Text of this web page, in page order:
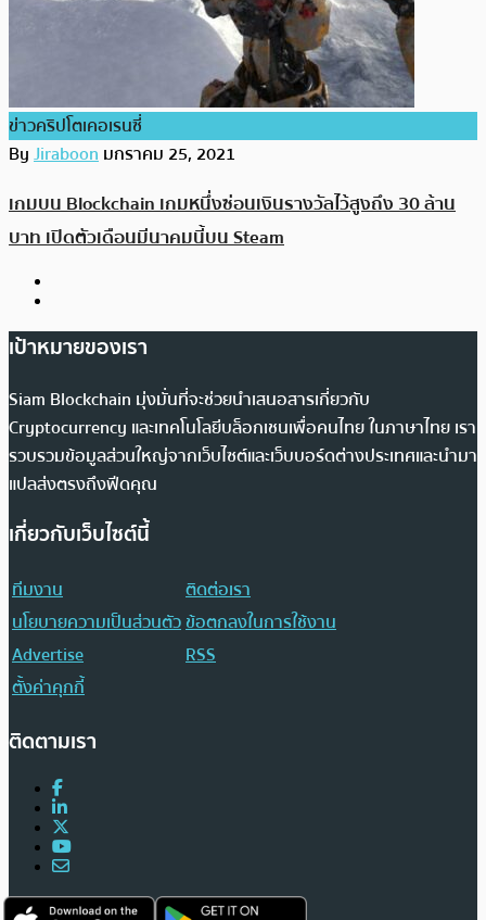
ข่าวคริปโตเคอเรนซี่
ByJiraboonมกราคม 25, 2021
เกมบน Blockchain เกมหนึ่งซ่อนเงินรางวัลไว้สูงถึง 30 ล้าน
บาท เปิดตัวเดือนมีนาคมนี้บน Steam
เป้าหมายของเรา
Siam Blockchain มุ่งมั่นที่จะช่วยนำเสนอสารเกี่ยวกับ
Cryptocurrency และเทคโนโลยีบล็อกเชนเพื่อคนไทย ในภาษาไทย เรา
รวบรวมข้อมูลส่วนใหญ่จากเว็บไซต์และเว็บบอร์ดต่างประเทศและนำมา
แปลส่งตรงถึงฟีดคุณ
เกี่ยวกับเว็บไซต์นี้
ทีมงาน
ติดต่อเรา
นโยบายความเป็นส่วนตัวข้อตกลงในการใช้งาน
Advertise
RSS
ตั้งค่าคุกกี้
ติดตามเรา